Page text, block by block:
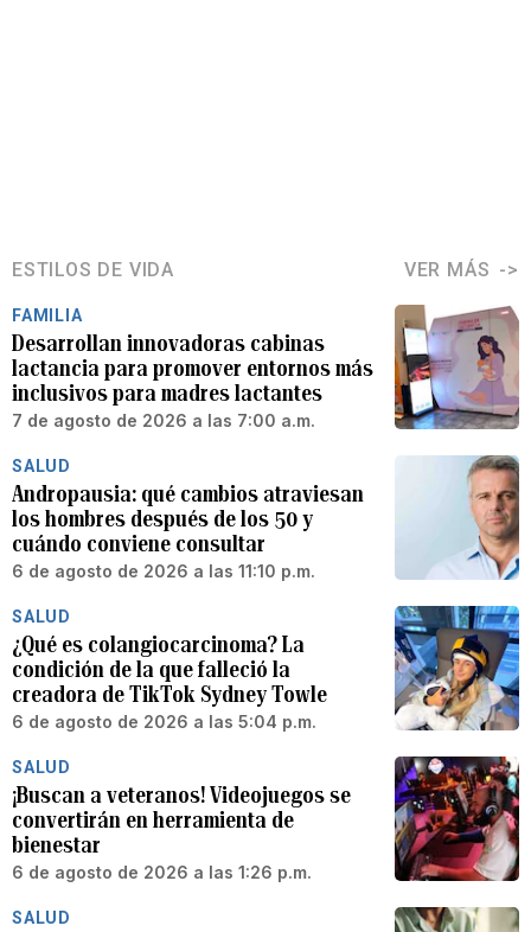
ESTILOS DE VIDA VER MÁS
FAMILIA
Desarrollan innovadoras cabinas
lactancia para promover entornos más
inclusivos para madres lactantes
7 de agosto de 2026 a las 7:00 a.m.
SALUD
Andropausia: qué cambios atraviesan
los hombres después de los 50 y
cuándo conviene consultar
6 de agosto de 2026 a las 11:10 p.m.
SALUD
¿Qué es colangiocarcinoma? La
condición de la que falleció la
creadora de TikTok Sydney Towle
6 de agosto de 2026 a las 5:04 p.m.
SALUD
¡Buscan a veteranos! Videojuegos se
convertirán en herramienta de
bienestar
6 de agosto de 2026 a las 1:26 p.m.
SALUD